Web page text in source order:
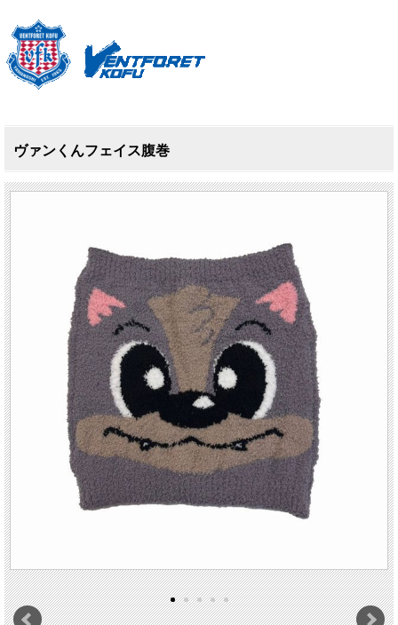
ヴァンくんフェイス腹巻